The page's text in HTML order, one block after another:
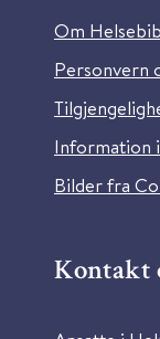
Om
Personvern
Information
Bilder fra
Kontakt